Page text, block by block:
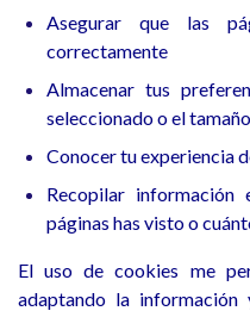
Asegurar que las
correctamente
Almacenar tus
seleccionado o el
Conocer tu experiencia
Recopilar información
páginas has visto o
El uso de cookies me
adaptando la